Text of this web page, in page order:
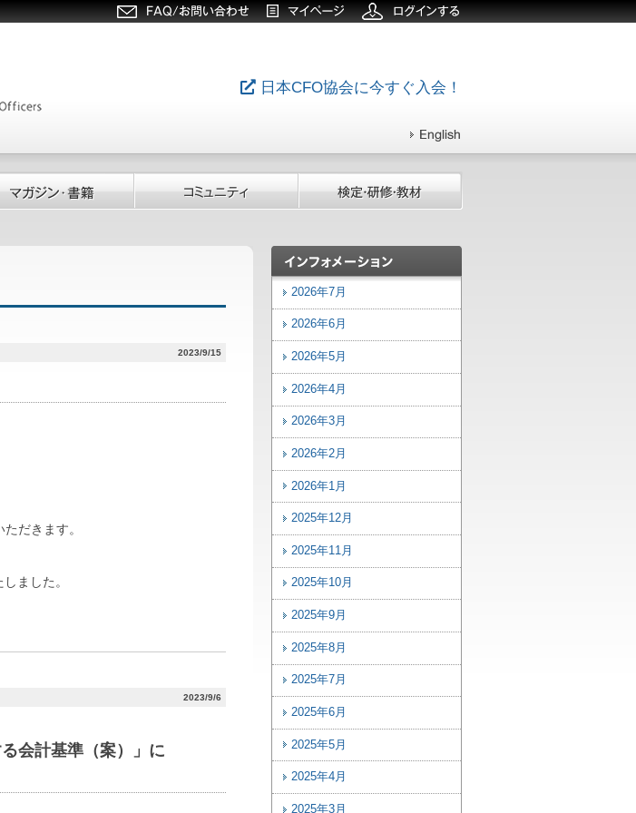
日本CFO協会に今すぐ入会！
2023/9/15
だきます。
ました。
2023/9/6
会計基準（案）」に
2026年7月
2026年6月
2026年5月
2026年4月
2026年3月
2026年2月
2026年1月
2025年12月
2025年11月
2025年10月
2025年9月
2025年8月
2025年7月
2025年6月
2025年5月
2025年4月
2025年3月